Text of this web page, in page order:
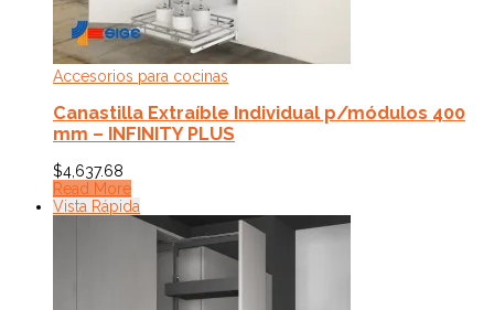
Accesorios para cocinas
Canastilla Extraíble Individual p/módulos 400
mm – INFINITY PLUS
$4,637.68
Read More
Vista Rápida